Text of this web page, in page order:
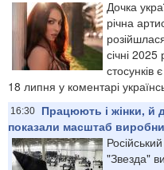
Дочка
річна
січні
стосунків
18 липня у коментарі
16:30
Працюють і жінки, й
показали масштаб
"Звезда"